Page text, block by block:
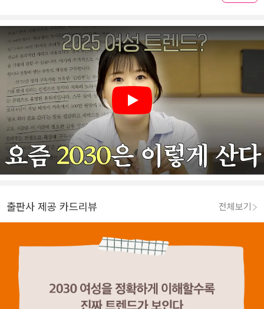
Play
출판사 제공 카드리뷰 전체보기